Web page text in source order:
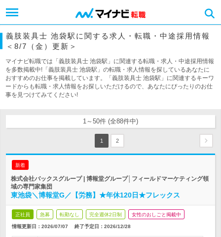
義肢装具士 池袋駅に関する求人・転職・中途採用情報
＜8/7（金）更新＞
マイナビ転職では「義肢装具士 池袋駅」に関連する転職・求人・中途採用情報
を多数掲載中!「義肢装具士 池袋駅」の転職・求人情報を探しているあなたに
おすすめのお仕事を掲載しています。「義肢装具士 池袋駅」に関連するキーワ
ードからも転職・求人情報をお探しいただけるので、あなたにぴったりのお仕
事を見つけてみてください!
1～50件 (全88件中)
1 2
新着
株式会社バックスグループ | 博報堂グループ│フィールドマーケティング領
域の専門家集団
東池袋＼博報堂G／【労務】★年休120日★フレックス
正社員 急募 転勤なし 完全週休2日制 女性のおしごと掲載中
情報更新日：2026/07/07 終了予定日： 2026/12/28